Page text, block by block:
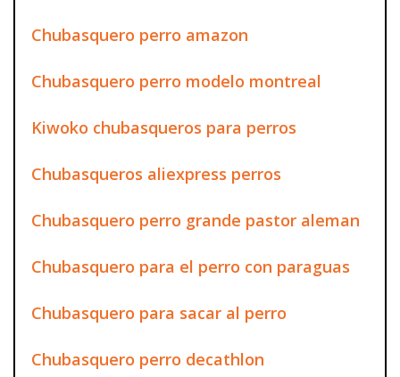
Chubasquero perro amazon
Chubasquero perro modelo montreal
Kiwoko chubasqueros para perros
Chubasqueros aliexpress perros
Chubasquero perro grande pastor aleman
Chubasquero para el perro con paraguas
Chubasquero para sacar al perro
Chubasquero perro decathlon